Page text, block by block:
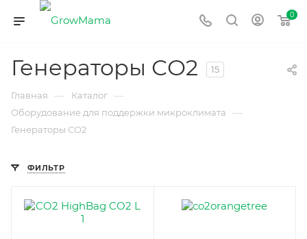
0
Генераторы СО2 15
Главная — Каталог —
Оборудование для поддержки микроклимата —
Генераторы СО2
ФИЛЬТР